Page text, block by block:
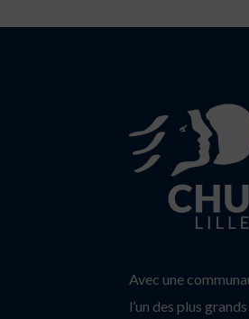
Avec une
l’un des plus